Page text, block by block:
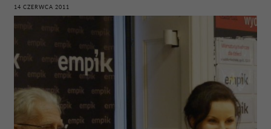
14 CZERWCA 2011